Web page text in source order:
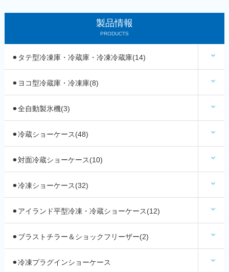
製品情報
PRODUCTS
⚫︎タテ型冷凍庫・冷蔵庫・冷凍冷蔵庫(14)
⚫︎ヨコ型冷蔵庫・冷凍庫(8)
⚫︎全自動製氷機(3)
⚫︎冷蔵ショーケース(48)
⚫︎対面冷蔵ショーケース(10)
⚫︎冷凍ショーケース(32)
⚫︎アイランド平型冷凍・冷蔵ショーケース(12)
⚫︎ブラストチラー＆ショックフリーザー(2)
⚫︎冷凍プラグインショーケース